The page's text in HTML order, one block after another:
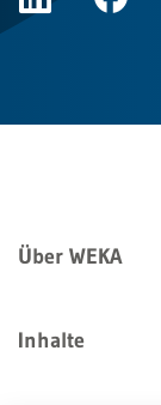
Über WEKA
Inhalte